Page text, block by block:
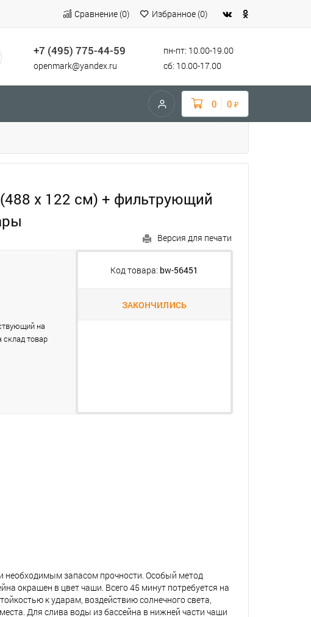
Сравнение (0) Избранное (0)
+7 (495) 775-44-59
openmark@yandex.ru
пн-пт: 10.00-19.00
сб: 10.00-17.00
0 0 ₽
х 122 см) + фильтрующий
Версия для печати
Код товара: bw-56451
ЗАКОНЧИЛИСЬ
на
склад товар
необходимым запасом прочности. Особый метод
окрашен в цвет чаши. Всего 45 минут потребуется на
к ударам, воздействию солнечного света,
Для слива воды из бассейна в нижней части чаши